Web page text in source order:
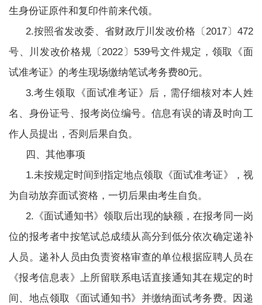
生身份证原件和复印件前来代领。
2.按照省发改委、省财政厅川发改价格〔2017〕472
号、川发改价格规〔2022〕539号文件规定，领取《面
试准考证》的考生现场缴纳笔试考务费80元。
3.考生领取《面试准考证》后，需仔细核对本人姓
名、身份证号、报考岗位编号。信息有误的请及时向工
作人员提出，否则后果自负。
四、其他事项
1.未按规定时间到指定地点领取《面试准考证》，视
为自动放弃面试资格，一切后果由考生自负。
2.《面试通知书》领取后出现的缺额，在报考同一岗
位的报考者中按笔试总成绩从高分到低分依次确定递补
人员。递补人员由负责资格审查的单位根据应聘人员在
《报考信息表》上所留联系电话直接通知其在规定的时
间、地点领取《面试通知书》并缴纳面试考务费。因递